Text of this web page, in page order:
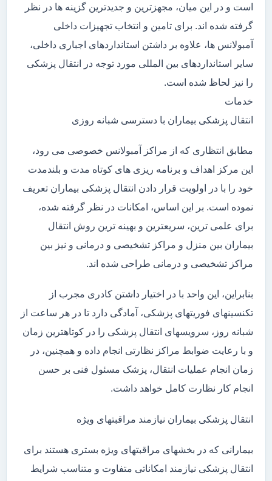
است و در این میان، مجهزترین و جدیدترین گزینه ها در نظر
گرفته شده اند. برای تامین و انتخاب تجهیزات داخلی
آمبولانس ها، علاوه بر داشتن استانداردهای اجباری داخلی،
سایر استانداردهای بین المللی مورد توجه در انتقال پزشکی
را نیز لحاظ شده است.
خدمات
انتقال پزشکی بیماران با دسترسی شبانه روزی
مطابق انتظاری که از مراکز آمبولانس خصوصی می رود،
این مرکز اهداف و برنامه ریزی های کوتاه مدت و بلندمدت
خود را با در اولویت قرار دادن انتقال پزشکی بیماران تعریف
نموده است. بر این اساس، امکانات در نظر گرفته شده،
برای علمی ترین، سریعترین و بهینه ترین روش انتقال
بیماران بین منزل و مراکز تشخیصی و درمانی و نیز بین
مراکز تشخیصی و درمانی طراحی شده اند.
بنابراین، این واحد با در اختیار داشتن کادری مجرب از
تکنسینهای فوریتهای پزشکی، آمادگی دارد تا در هر ساعت از
شبانه روز، سرویسهای انتقال پزشکی را در کوتاهترین زمان
و با رعایت ضوابط مراکز نظارتی انجام داده و همچنین، در
زمان انجام عملیات انتقال، پزشک مسئول فنی بر حسن
انجام کار نظارت کامل خواهد داشت.
انتقال پزشکی بیماران نیازمند مراقبتهای ویژه
بیمارانی که در بخشهای مراقبتهای ویژه بستری هستند برای
انتقال پزشکی نیازمند امکاناتی متفاوت و متناسب شرایط